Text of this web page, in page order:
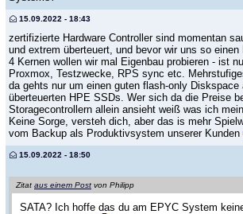
15.09.2022 - 18:43
zertifizierte Hardware Controller sind momentan
und extrem überteuert, und bevor wir uns so
4 Kernen wollen wir mal Eigenbau probieren - ist
Proxmox, Testzwecke, RPS sync etc.
da gehts nur um einen guten flash-only Diskspace
überteuerten HPE SSDs. Wer sich da die Preise
Storagecontrollern allein ansieht weiß was ich mein
Keine Sorge, versteh dich, aber das is mehr
vom Backup als Produktivsystem unserer Kunden
15.09.2022 - 18:50
Zitat aus einem Post von Philipp
SATA? Ich hoffe das du am EPYC System